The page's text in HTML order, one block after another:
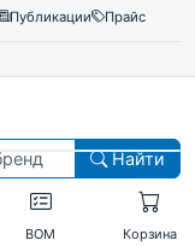
Публикации
Прайс
Найти
BOM Корзина